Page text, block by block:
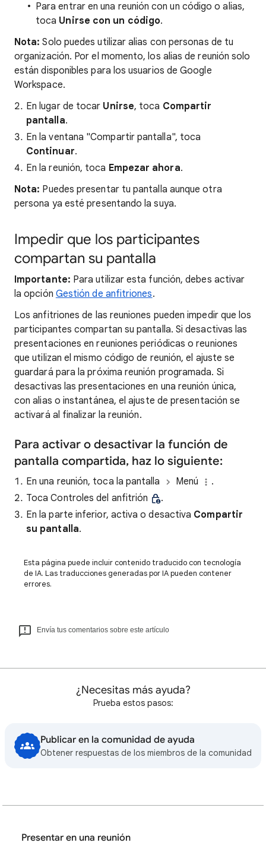
Para entrar en una reunión con un código o alias,
toca Unirse con un código.
Nota: Solo puedes utilizar alias con personas de tu
organización. Por el momento, los alias de reunión solo
están disponibles para los usuarios de Google
Workspace.
En lugar de tocar Unirse, toca Compartir
pantalla.
En la ventana "Compartir pantalla", toca
Continuar.
En la reunión, toca Empezar ahora.
Nota: Puedes presentar tu pantalla aunque otra
persona ya esté presentando la suya.
Impedir que los participantes
compartan su pantalla
Importante: Para utilizar esta función, debes activar
la opción Gestión de anfitriones.
Los anfitriones de las reuniones pueden impedir que los
participantes compartan su pantalla. Si desactivas las
presentaciones en reuniones periódicas o reuniones
que utilizan el mismo código de reunión, el ajuste se
guardará para la próxima reunión programada. Si
desactivas las presentaciones en una reunión única,
con alias o instantánea, el ajuste de presentación se
activará al finalizar la reunión.
Para activar o desactivar la función de
pantalla compartida, haz lo siguiente:
En una reunión, toca la pantalla Menú
.
Toca Controles del anfitrión
.
En la parte inferior, activa o desactiva Compartir
su pantalla.
Esta página puede incluir contenido traducido con tecnología
de IA. Las traducciones generadas por IA pueden contener
errores.
Envía tus comentarios sobre este artículo
¿Necesitas más ayuda?
Prueba estos pasos:
Publicar en la comunidad de ayuda
Obtener respuestas de los miembros de la comunidad
Presentar en una reunión